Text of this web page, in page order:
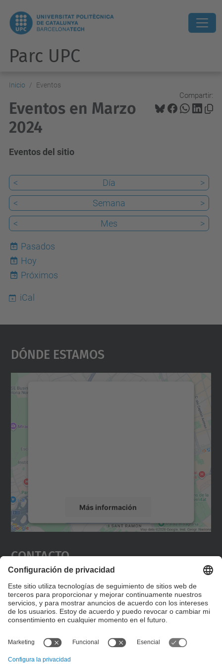
Parc UPC
Inicio Eventos
Compartir:
Eventos en Marzo
2024
Eventos del sitio
< Día
>
<
Semana
>
<
Mes >
Pasados
6
Hoy
Próximos
iCal
Dónde Estamos
Más información
Aceptar
powered by
Contacto
Editad en la página "Contacto personalizado", que
encontraréis en la raíz de español, vuestros datos
personalizados de contacto.
Formulario de contacto